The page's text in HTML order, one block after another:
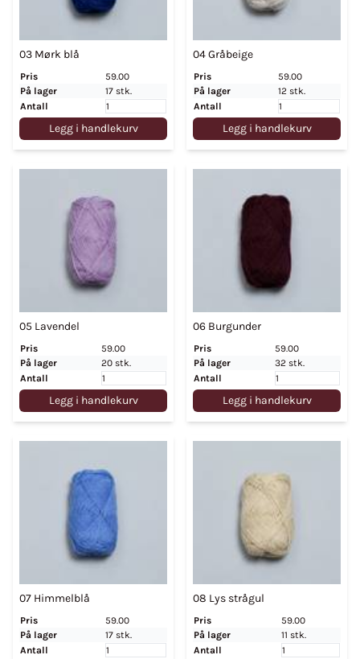
03 Mørk blå
Pris
59.00
På lager
17 stk.
Antall
Legg i handlekurv
04 Gråbeige
Pris
59.00
På lager
12 stk.
Antall
Legg i handlekurv
05 Lavendel
Pris
59.00
På lager
20 stk.
Antall
Legg i handlekurv
06 Burgunder
Pris
59.00
På lager
32 stk.
Antall
Legg i handlekurv
07 Himmelblå
Pris
59.00
På lager
17 stk.
Antall
08 Lys strågul
Pris
59.00
På lager
11 stk.
Antall